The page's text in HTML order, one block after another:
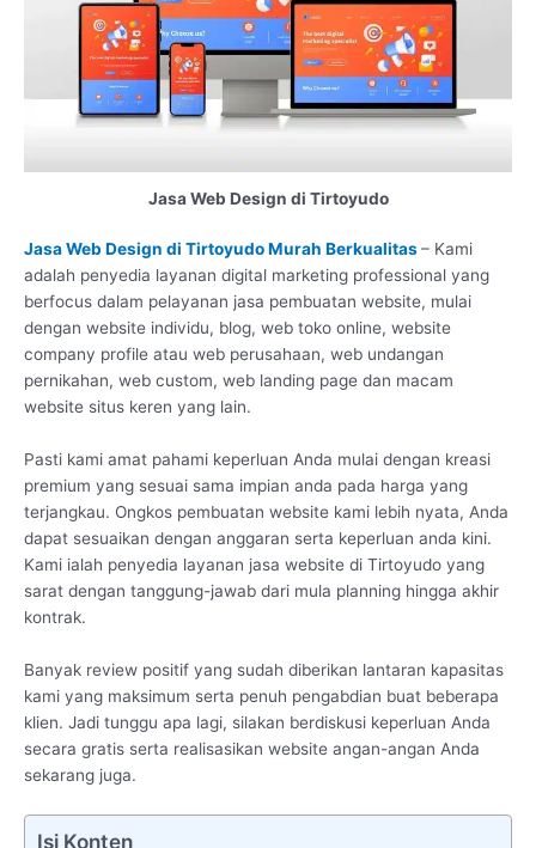
Jasa Web Design di Tirtoyudo
Jasa Web Design di Tirtoyudo Murah Berkualitas– Kami
adalah penyedia layanan digital marketing professional yang
berfocus dalam pelayanan jasa pembuatan website, mulai
dengan website individu, blog, web toko online, website
company profile atau web perusahaan, web undangan
pernikahan, web custom, web landing page dan macam
website situs keren yang lain.
Pasti kami amat pahami keperluan Anda mulai dengan kreasi
premium yang sesuai sama impian anda pada harga yang
terjangkau. Ongkos pembuatan website kami lebih nyata, Anda
dapat sesuaikan dengan anggaran serta keperluan anda kini.
Kami ialah penyedia layanan jasa website di Tirtoyudo yang
sarat dengan tanggung-jawab dari mula planning hingga akhir
kontrak.
Banyak review positif yang sudah diberikan lantaran kapasitas
kami yang maksimum serta penuh pengabdian buat beberapa
klien. Jadi tunggu apa lagi, silakan berdiskusi keperluan Anda
secara gratis serta realisasikan website angan-angan Anda
sekarang juga.
Isi Konten